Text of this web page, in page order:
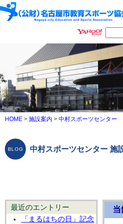
HOME > 施設案内 > 中村スポーツセンター
中村スポーツセンター 施
最近のエントリー
「まるはちの日」記念
当